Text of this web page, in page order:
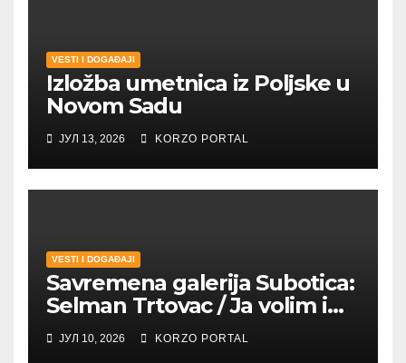
VESTI I DOGAĐAJI
Izložba umetnica iz Poljske u
Novom Sadu
ЈУЛ 13, 2026 KORZO PORTAL
VESTI I DOGAĐAJI
Savremena galerija Subotica:
Selman Trtovac / Ja volim i
umetnost drugih
ЈУЛ 10, 2026 KORZO PORTAL